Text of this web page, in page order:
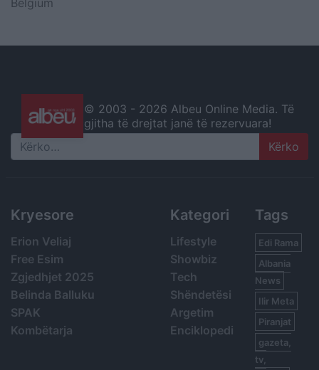
Belgium
© 2003 - 2026 Albeu Online Media. Të
gjitha të drejtat janë të rezervuara!
Search
Kryesore
Erion Veliaj
Free Esim
Zgjedhjet 2025
Belinda Balluku
SPAK
Kombëtarja
Kategori
Lifestyle
Showbiz
Tech
Shëndetësi
Argetim
Enciklopedi
Tags
Edi Rama
Albania
News
Ilir Meta
Piranjat
gazeta,
tv,